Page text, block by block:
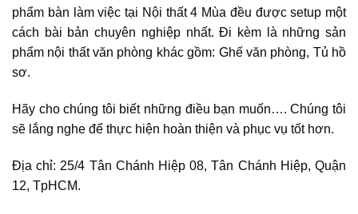
phẩm bàn làm việc tại Nội thất 4 Mùa đều được setup một
cách bài bản chuyên nghiệp nhất. Đi kèm là những sản
phẩm nội thất văn phòng khác gồm: Ghế văn phòng, Tủ hồ
sơ.
Hãy cho chúng tôi biết những điều bạn muốn…. Chúng tôi
sẽ lắng nghe để thực hiện hoàn thiện và phục vụ tốt hơn.
Địa chỉ: 25/4 Tân Chánh Hiệp 08, Tân Chánh Hiệp, Quận
12, TpHCM.